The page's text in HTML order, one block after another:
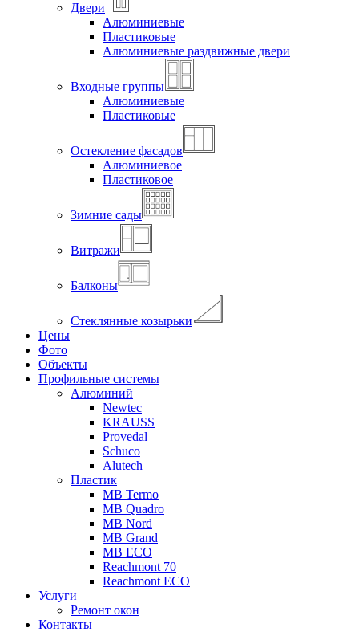
Двери
Алюминиевые
Пластиковые
Алюминиевые раздвижные двери
Входные группы
Алюминиевые
Пластиковые
Остекление фасадов
Алюминиевое
Пластиковое
Зимние сады
Витражи
Балконы
Стеклянные козырьки
Цены
Фото
Объекты
Профильные системы
Алюминий
Newtec
KRAUSS
Provedal
Schuco
Аlutech
Пластик
MB Termo
MB Quadro
MB Nord
MB Grand
MB ECO
Reachmont 70
Reachmont ECO
Услуги
Ремонт окон
Контакты